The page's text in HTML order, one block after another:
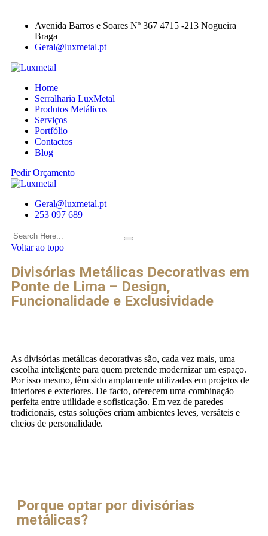
Avenida Barros e Soares Nº 367 4715 -213 Nogueira
Braga
Geral@luxmetal.pt
Home
Serralharia LuxMetal
Produtos Metálicos
Serviços
Portfólio
Contactos
Blog
Pedir Orçamento
Geral@luxmetal.pt
253 097 689
Voltar ao topo
Divisórias Metálicas Decorativas em
Ponte de Lima – Design,
Funcionalidade e Exclusividade
As divisórias metálicas decorativas são, cada vez mais, uma
escolha inteligente para quem pretende modernizar um espaço.
Por isso mesmo, têm sido amplamente utilizadas em projetos de
interiores e exteriores. De facto, oferecem uma combinação
perfeita entre utilidade e sofisticação. Em vez de paredes
tradicionais, estas soluções criam ambientes leves, versáteis e
cheios de personalidade.
Porque optar por divisórias
metálicas?